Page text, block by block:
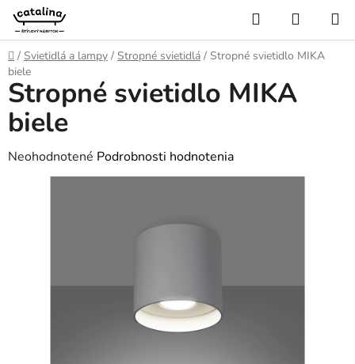
Prejsť
obsah
Hľadať
KOŠÍK
Domov
/ Svietidlá a lampy / Stropné svietidlá / Stropné svietidlo MIKA
biele
Stropné svietidlo MIKA
biele
Priemerné
hodnotenie
Neohodnotené Podrobnosti hodnotenia